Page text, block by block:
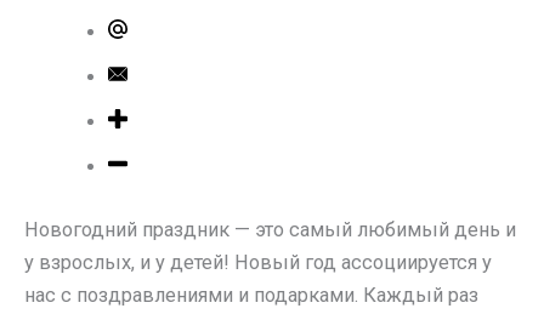
Новогодний праздник — это самый любимый день и
у взрослых, и у детей! Новый год ассоциируется у
нас с поздравлениями и подарками. Каждый раз